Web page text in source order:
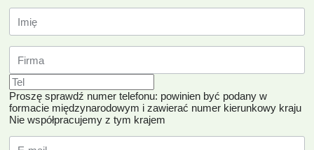
Proszę sprawdź numer telefonu: powinien być podany w
formacie międzynarodowym i zawierać numer kierunkowy kraju
Nie współpracujemy z tym krajem